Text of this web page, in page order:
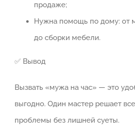
продаже;
Нужна помощь по дому: от
до сборки мебели.
✅ Вывод
Вызвать «мужа на час» — это
выгодно. Один мастер решает
проблемы без лишней суеты.